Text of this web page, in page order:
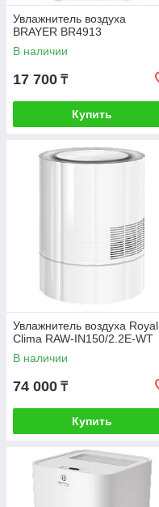
Увлажнитель воздуха
BRAYER BR4913
В наличии
17 700 ₸
Купить
Увлажнитель воздуха Royal
Clima RAW-IN150/2.2E-WT
В наличии
74 000 ₸
Купить